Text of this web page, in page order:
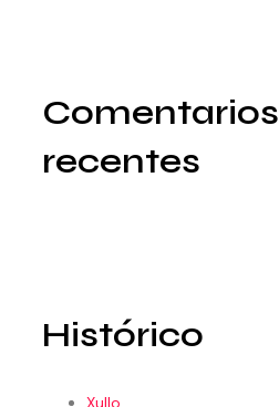
Comentarios
recentes
Histórico
Xullo